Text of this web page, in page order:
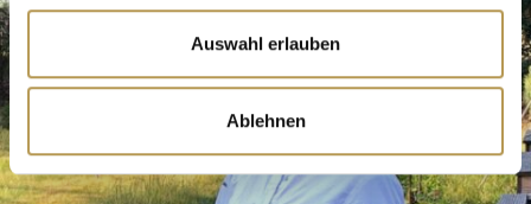
Auswahl erlauben
Ablehnen